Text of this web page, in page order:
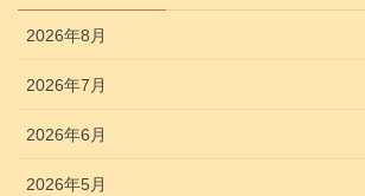
2026年8月
2026年7月
2026年6月
2026年5月